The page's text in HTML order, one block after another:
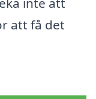
att få det